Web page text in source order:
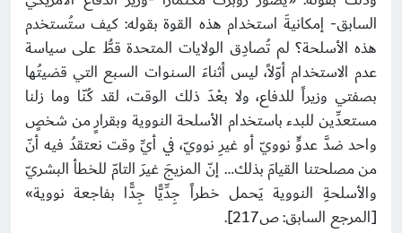
السابق- إمكانيةَ استخدام هذه القوة بقوله: كيف ستُستخدم
هذه الأسلحة؟ لم تُصادِق الولايات المتحدة قطُّ على سياسة
عدم الاستخدام أوّلاً، ليس أثناءَ السنوات السبع التي قضيتُها
بصفتي وزيراً للدفاع، ولا بعْدَ ذلك الوقت، لقد كُنّا وما زلنا
مستعدِّين للبدء باستخدام الأسلحة النووية وبقرارٍ من شخصٍ
واحد ضدَّ عدوٍّ نوويّ أو غيرِ نوويّ، في أيِّ وقت نعتقدُ فيه أنّ
من مصلحتنا القيامَ بذلك… إنّ المزيجَ غيرَ التامّ للخطأ البشريّ
والأسلحةِ النووية يَحمل خطراً جِدِّيًّا جِدًّا بفاجعة نووية»
[المرجع السابق: ص217].